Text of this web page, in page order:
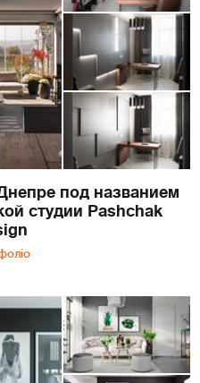
под названием
студии Pashchak